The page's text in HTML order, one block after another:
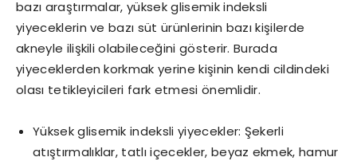
bazı araştırmalar, yüksek glisemik indeksli
yiyeceklerin ve bazı süt ürünlerinin bazı kişilerde
akneyle ilişkili olabileceğini gösterir. Burada
yiyeceklerden korkmak yerine kişinin kendi cildindeki
olası tetikleyicileri fark etmesi önemlidir.
Yüksek glisemik indeksli yiyecekler: Şekerli
atıştırmalıklar, tatlı içecekler, beyaz ekmek, hamur